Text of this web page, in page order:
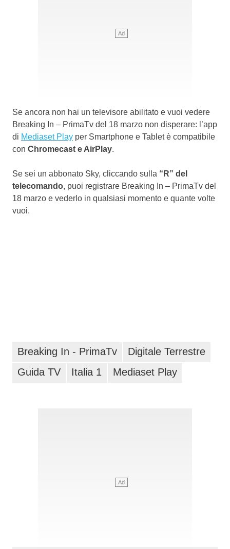
Se ancora non hai un televisore abilitato e vuoi vedere
Breaking In – PrimaTv del 18 marzo non disperare: l’app
di Mediaset Play per Smartphone e Tablet è compatibile
con Chromecast e AirPlay.
Se sei un abbonato Sky, cliccando sulla “R” del
telecomando, puoi registrare Breaking In – PrimaTv del
18 marzo e vederlo in qualsiasi momento e quante volte
vuoi.
Breaking In - PrimaTv
Digitale Terrestre
Guida TV
Italia 1 Mediaset Play